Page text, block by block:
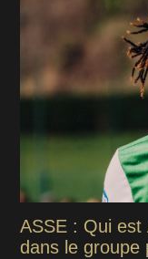
ASSE : Qui est
dans le groupe